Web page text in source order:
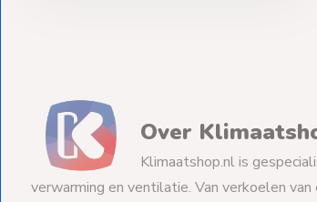
Over
Klimaatshop.nl is
verwarming en ventilatie. Van verkoelen